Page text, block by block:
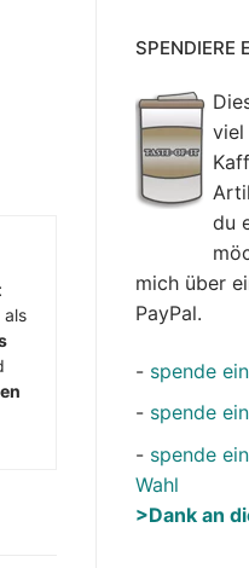
SPENDIERE
viel
du
mich über
PayPal.
- spende
- spende
- spende
Wahl
>Dank an